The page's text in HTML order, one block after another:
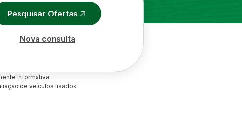
Pesquisar Ofertas
Nova consulta
informativa.
de veículos usados.